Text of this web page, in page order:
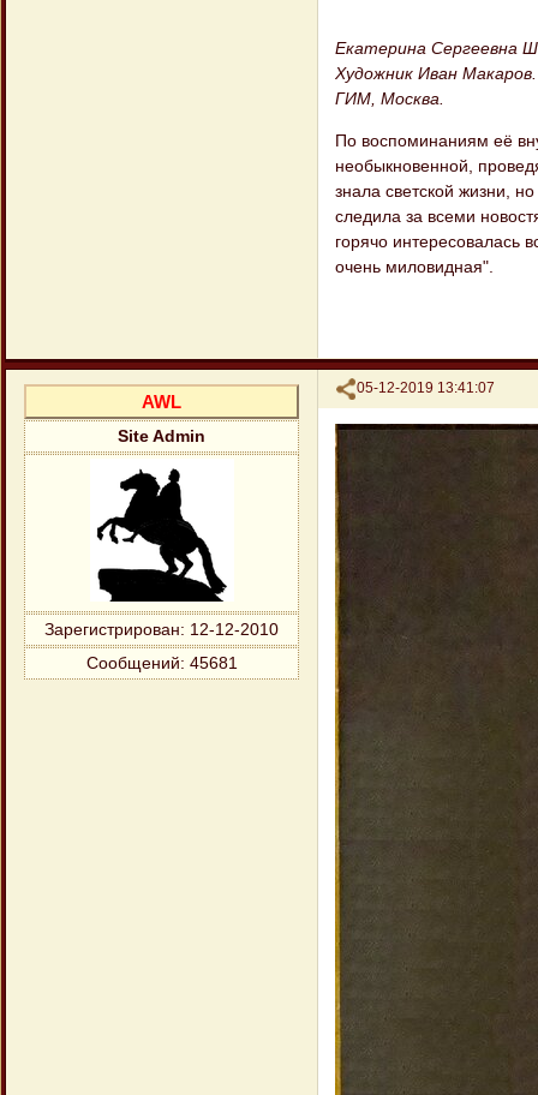
Екатерина Сергеевна
Художник Иван
ГИМ, Москва.
По воспоминаниям её
необыкновенной,
знала светской жизни,
следила за всеми
горячо интересовалась
очень миловидная".
Поделиться
05-12-2019 13:41:07
AWL
Site Admin
Зарегистрирован: 12-12-2010
Сообщений: 45681